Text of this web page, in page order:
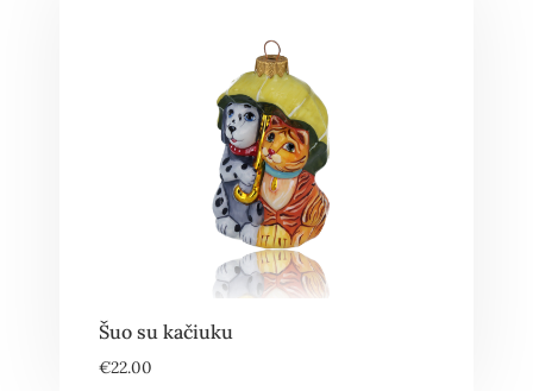
Šuo su kačiuku
€22.00